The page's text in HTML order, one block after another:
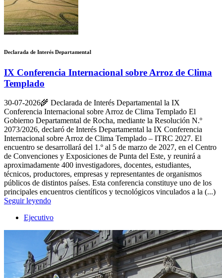
Declarada de Interés Departamental
IX Conferencia Internacional sobre Arroz de Clima
Templado
30-07-2026🌾 Declarada de Interés Departamental la IX
Conferencia Internacional sobre Arroz de Clima Templado El
Gobierno Departamental de Rocha, mediante la Resolución N.º
2073/2026, declaró de Interés Departamental la IX Conferencia
Internacional sobre Arroz de Clima Templado – ITRC 2027. El
encuentro se desarrollará del 1.º al 5 de marzo de 2027, en el Centro
de Convenciones y Exposiciones de Punta del Este, y reunirá a
aproximadamente 400 investigadores, docentes, estudiantes,
técnicos, productores, empresas y representantes de organismos
públicos de distintos países. Esta conferencia constituye uno de los
principales encuentros científicos y tecnológicos vinculados a la (...)
Seguir leyendo
Ejecutivo